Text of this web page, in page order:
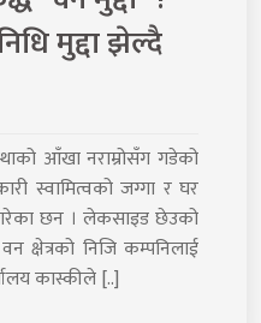
मुद्दा झेल्दै
आँखा नराम्रोसँग गडेको
स्वामित्वको जग्गा र घर
छन । लेकसाइड छेउको
क्षेत्रको निजि कम्पनिलाई
कास्कीले [..]